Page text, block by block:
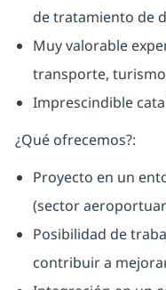
de tratamiento de
Muy valorable
transporte,
Imprescindible
¿Qué ofrecemos?:
Proyecto en un
(sector
Posibilidad de
contribuir a